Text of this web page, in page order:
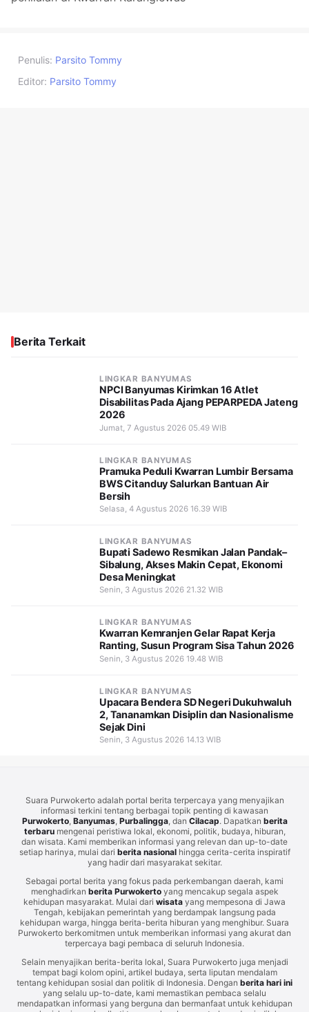
Penulis: Parsito Tommy
Editor: Parsito Tommy
Berita Terkait
LINGKAR BANYUMAS
NPCI Banyumas Kirimkan 16 Atlet
Disabilitas Pada Ajang PEPARPEDA Jateng
2026
Jumat, 7 Agustus 2026 05.49 WIB
LINGKAR BANYUMAS
Pramuka Peduli Kwarran Lumbir Bersama
BWS Citanduy Salurkan Bantuan Air
Bersih
Selasa, 4 Agustus 2026 16.39 WIB
LINGKAR BANYUMAS
Bupati Sadewo Resmikan Jalan Pandak–
Sibalung, Akses Makin Cepat, Ekonomi
Desa Meningkat
Senin, 3 Agustus 2026 21.32 WIB
LINGKAR BANYUMAS
Kwarran Kemranjen Gelar Rapat Kerja
Ranting, Susun Program Sisa Tahun 2026
Senin, 3 Agustus 2026 19.48 WIB
LINGKAR BANYUMAS
Upacara Bendera SD Negeri Dukuhwaluh
2, Tananamkan Disiplin dan Nasionalisme
Sejak Dini
Senin, 3 Agustus 2026 14.13 WIB
Suara Purwokerto adalah portal berita terpercaya yang menyajikan
informasi terkini tentang berbagai topik penting di kawasan
Purwokerto, Banyumas, Purbalingga, dan Cilacap. Dapatkan berita
terbarumengenai peristiwa lokal, ekonomi, politik, budaya, hiburan,
dan wisata. Kami memberikan informasi yang relevan dan up-to-date
setiap harinya, mulai dari berita nasionalhingga cerita-cerita inspiratif
yang hadir dari masyarakat sekitar.
Sebagai portal berita yang fokus pada perkembangan daerah, kami
menghadirkan berita Purwokertoyang mencakup segala aspek
kehidupan masyarakat. Mulai dari wisata yang mempesona di Jawa
Tengah, kebijakan pemerintah yang berdampak langsung pada
kehidupan warga, hingga berita-berita hiburan yang menghibur. Suara
Purwokerto berkomitmen untuk memberikan informasi yang akurat dan
terpercaya bagi pembaca di seluruh Indonesia.
Selain menyajikan berita-berita lokal, Suara Purwokerto juga menjadi
tempat bagi kolom opini, artikel budaya, serta liputan mendalam
tentang kehidupan sosial dan politik di Indonesia. Dengan berita hari ini
yang selalu up-to-date, kami memastikan pembaca selalu
mendapatkan informasi yang berguna dan bermanfaat untuk kehidupan